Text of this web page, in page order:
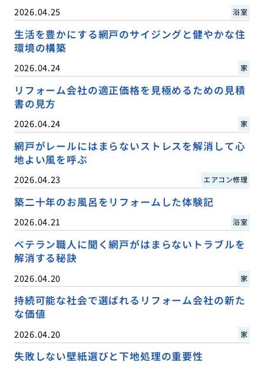
2026.04.25 浴室
生活を豊かにする網戸のサイジングと健やかな住
環境の構築
2026.04.24 家
リフォーム会社の適正価格を見極めるための見積
書の見方
2026.04.24 家
網戸がレールにはまらないストレスを解消して心
地よい風を呼ぶ
2026.04.23 エアコン修理
築二十年のお風呂をリフォームした体験記
2026.04.21 浴室
ベテラン職人に聞く網戸がはまらないトラブルを
解消する秘訣
2026.04.20 家
持続可能な社会で選ばれるリフォーム会社の新た
な価値
2026.04.20 家
失敗しない壁紙選びと下地処理の重要性